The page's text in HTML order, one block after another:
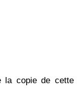
la copie de cette